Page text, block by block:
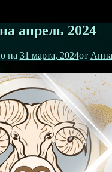
апрель 2024
на 31 марта, 2024от